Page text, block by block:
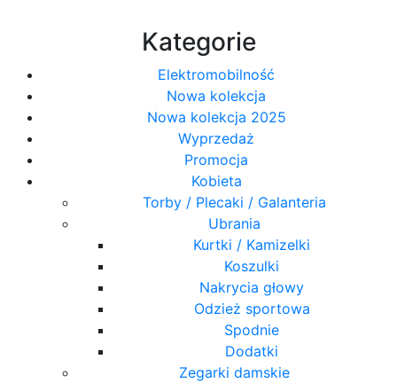
Kategorie
Elektromobilność
Nowa kolekcja
Nowa kolekcja 2025
Wyprzedaż
Promocja
Kobieta
Torby / Plecaki / Galanteria
Ubrania
Kurtki / Kamizelki
Koszulki
Nakrycia głowy
Odzież sportowa
Spodnie
Dodatki
Zegarki damskie